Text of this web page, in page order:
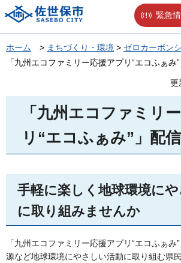
佐世保市 緊急
ホーム > まちづくり・環境 > ゼロカーボン
「九州エコファミリー応援アプリ“エコふぁみ
更
「九州エコファミリ
リ“エコふぁみ”」配
手軽に楽しく地球環境に
に取り組みませんか
「九州エコファミリー応援アプリ“エコふぁみ
源など地球環境にやさしい活動に取り組む県